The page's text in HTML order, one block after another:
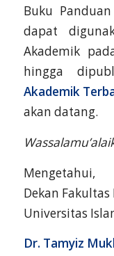
Buku
dapat
Akademik
hingga
Akademik
akan datang.
Mengetahui,
Dekan
Universitas
Dr. Tamyiz